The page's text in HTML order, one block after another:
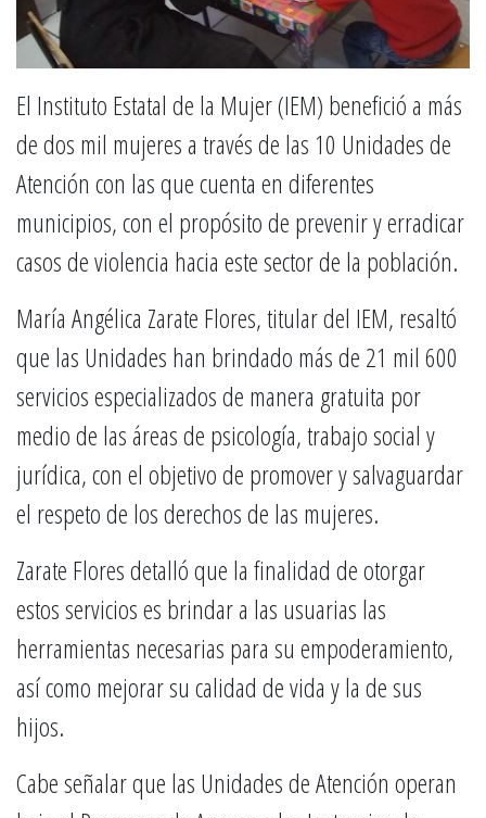
El Instituto Estatal de la Mujer (IEM) benefició a más
de dos mil mujeres a través de las 10 Unidades de
Atención con las que cuenta en diferentes
municipios, con el propósito de prevenir y erradicar
casos de violencia hacia este sector de la población.
María Angélica Zarate Flores, titular del IEM, resaltó
que las Unidades han brindado más de 21 mil 600
servicios especializados de manera gratuita por
medio de las áreas de psicología, trabajo social y
jurídica, con el objetivo de promover y salvaguardar
el respeto de los derechos de las mujeres.
Zarate Flores detalló que la finalidad de otorgar
estos servicios es brindar a las usuarias las
herramientas necesarias para su empoderamiento,
así como mejorar su calidad de vida y la de sus
hijos.
Cabe señalar que las Unidades de Atención operan